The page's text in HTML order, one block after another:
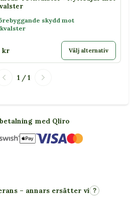
skydd mot
kr Välj alternativ
1 / 1
med Qliro
– annars ersätter vi ?